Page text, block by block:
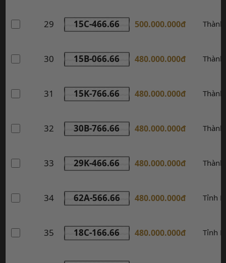
29 15C-466.66 500.000.000đ
30 15B-066.66 480.000.000đ
31 15K-766.66 480.000.000đ
32 30B-766.66 480.000.000đ
33 29K-466.66 480.000.000đ
34 62A-566.66 480.000.000đ Tỉnh
35 18C-166.66 480.000.000đ Tỉnh